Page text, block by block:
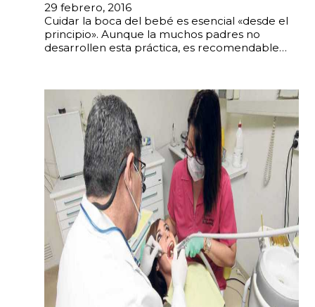
29 febrero, 2016
Cuidar la boca del bebé es esencial «desde el
principio». Aunque la muchos padres no
desarrollen esta práctica, es recomendable…